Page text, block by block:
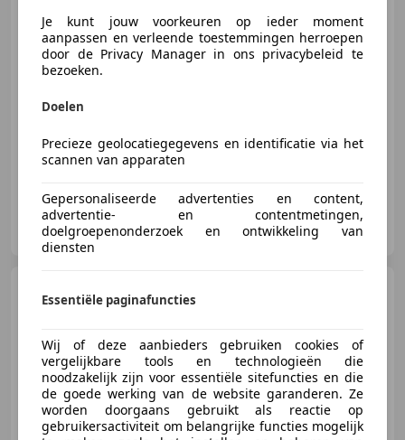
€ 9.925
01/2018
Visser & Tromp Automotive
NL-1822 BZ ALKMAAR
€ 8.325
Je kunt jouw voorkeuren op ieder moment
aanpassen en verleende toestemmingen herroepen
door de Privacy Manager in ons privacybeleid te
bezoeken.
Doelen
Precieze geolocatiegegevens en identificatie via het
scannen van apparaten
Gepersonaliseerde advertenties en content,
advertentie- en contentmetingen,
doelgroepenonderzoek en ontwikkeling van
diensten
Essentiële paginafuncties
Wij of deze aanbieders gebruiken cookies of
vergelijkbare tools en technologieën die
noodzakelijk zijn voor essentiële sitefuncties en die
de goede werking van de website garanderen. Ze
worden doorgaans gebruikt als reactie op
gebruikersactiviteit om belangrijke functies mogelijk